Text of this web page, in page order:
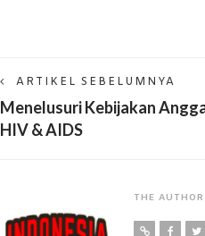
ARTIKEL SEBELUMNYA
Menelusuri Kebijakan
HIV & AIDS
THE AUTHOR